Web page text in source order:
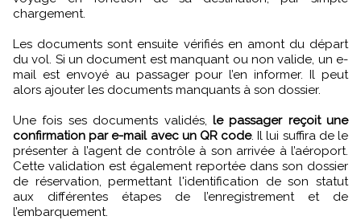
chargement.
Les documents sont ensuite vérifiés en amont du départ
du vol. Si un document est manquant ou non valide, un e-
mail est envoyé au passager pour l’en informer. Il peut
alors ajouter les documents manquants à son dossier.
Une fois ses documents validés, le passager reçoit une
confirmation par e-mail avec un QR code. Il lui suffira de le
présenter à l’agent de contrôle à son arrivée à l’aéroport.
Cette validation est également reportée dans son dossier
de réservation, permettant l'identification de son statut
aux différentes étapes de l’enregistrement et de
l’embarquement.